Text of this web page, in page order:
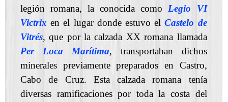
legión romana, la conocida como Legio VI
Victrix en el lugar donde estuvo elCastelo de
Vitrés, que por la calzada XX romana llamada
Per Loca Marítima, transportaban dichos
minerales previamente preparados en Castro,
Cabo de Cruz. Esta calzada romana tenía
diversas ramificaciones por toda la costa del